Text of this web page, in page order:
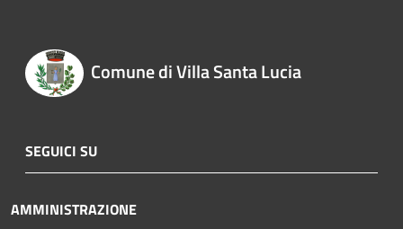
Comune di Villa Santa Lucia
SEGUICI SU
AMMINISTRAZIONE